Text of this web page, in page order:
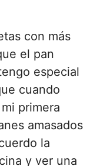
con más
el pan
especial
cuando
primera
amasados
la
y ver una